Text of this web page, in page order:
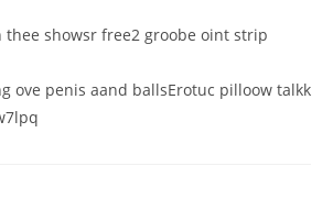
thee showsr free2 groobe oint strip
ove penis aand ballsErotuc pilloow talkk